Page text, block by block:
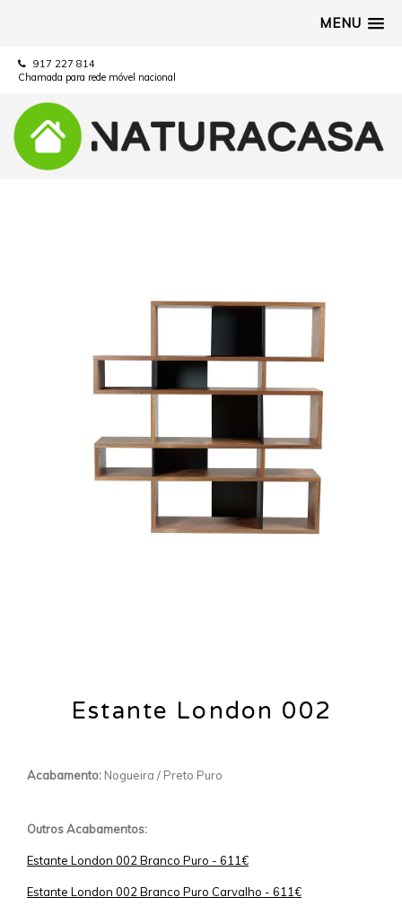
MENU
917 227 814
Chamada para rede móvel nacional
Estante London 002
Acabamento: Nogueira / Preto Puro
Outros Acabamentos:
Estante London 002 Branco Puro - 611€
Estante London 002 Branco Puro Carvalho - 611€